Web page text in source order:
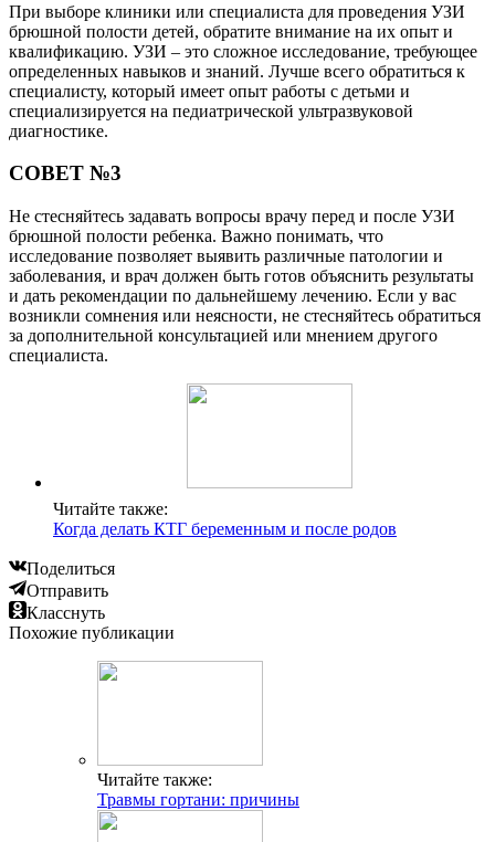
При выборе клиники или специалиста для проведения УЗИ
брюшной полости детей, обратите внимание на их опыт и
квалификацию. УЗИ – это сложное исследование, требующее
определенных навыков и знаний. Лучше всего обратиться к
специалисту, который имеет опыт работы с детьми и
специализируется на педиатрической ультразвуковой
диагностике.
СОВЕТ №3
Не стесняйтесь задавать вопросы врачу перед и после УЗИ
брюшной полости ребенка. Важно понимать, что
исследование позволяет выявить различные патологии и
заболевания, и врач должен быть готов объяснить результаты
и дать рекомендации по дальнейшему лечению. Если у вас
возникли сомнения или неясности, не стесняйтесь обратиться
за дополнительной консультацией или мнением другого
специалиста.
Читайте также:
Когда делать КТГ беременным и после родов
Поделиться
Отправить
Класснуть
Похожие публикации
Читайте также:
Травмы гортани: причины